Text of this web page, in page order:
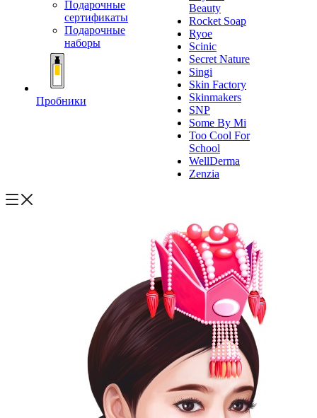
Подарочные
сертификаты
Подарочные
наборы
Пробники
Beauty
Rocket Soap
Ryoe
Scinic
Secret Nature
Singi
Skin Factory
Skinmakers
SNP
Some By Mi
Too Cool For
School
WellDerma
Zenzia